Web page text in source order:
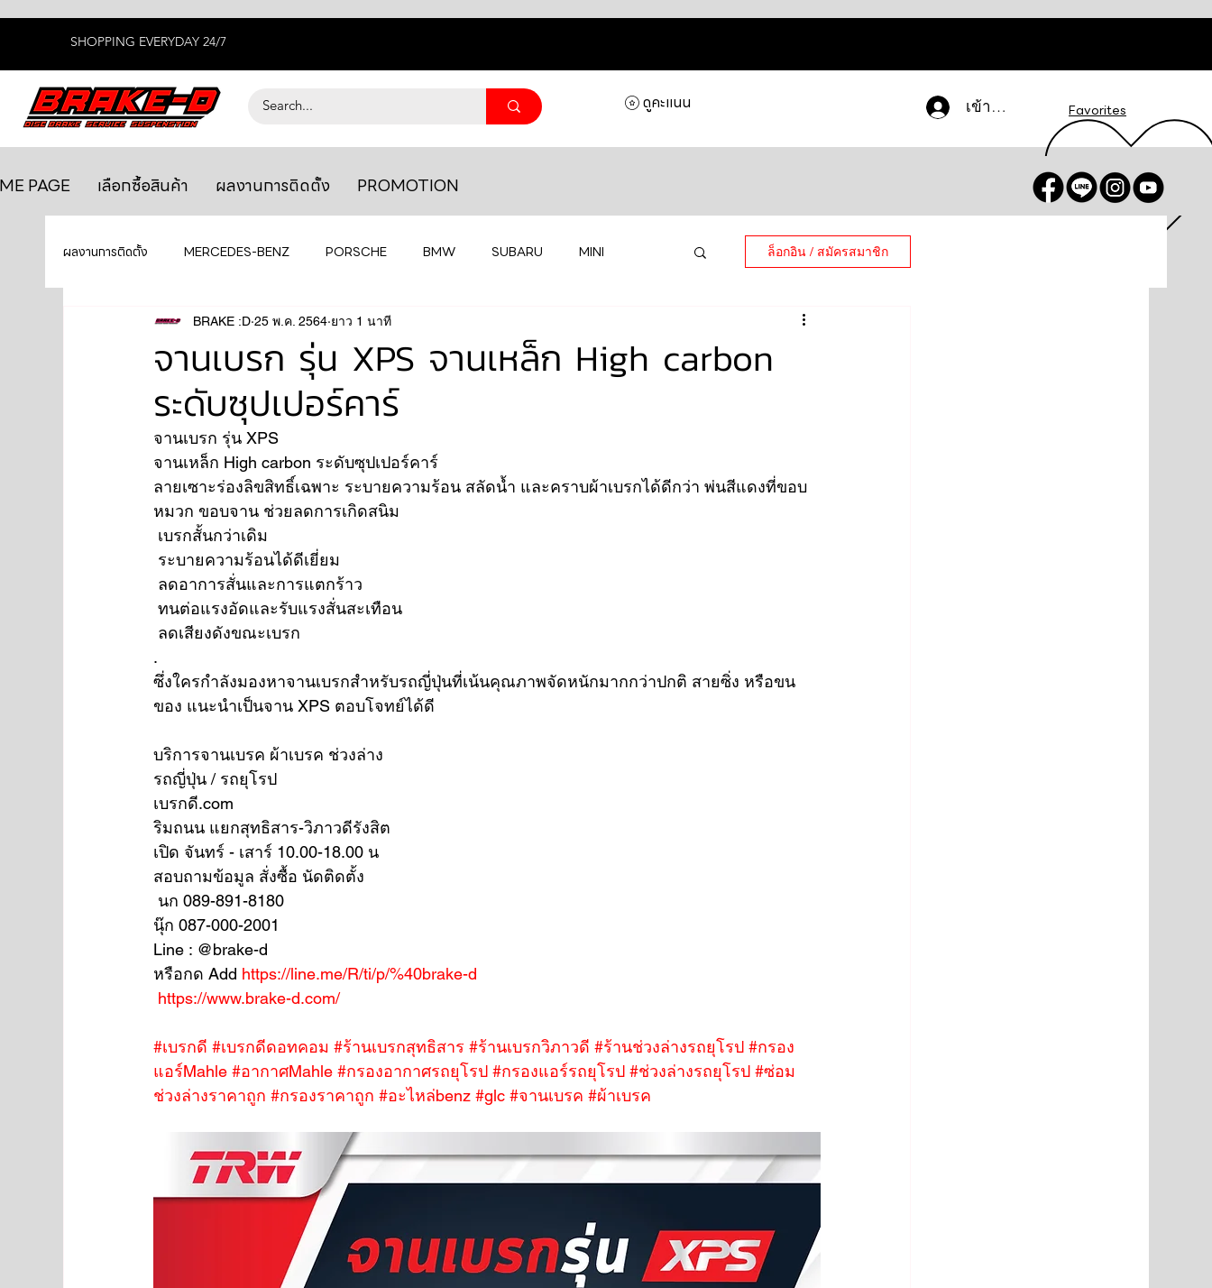
SHOPPING EVERYDAY 24/7
เข้าสู่ระบบ Favorites
ดูคะแนน
PAGE เลือกซื้อสินค้า ผลงานการติดตั้ง PROMOTION
ผลงานการติดตั้ง MERCEDES-BENZ PORSCHE BMW SUBARU MINI
BENTLEY LEXUS ยางรถยนต์ AUDI
MAHLE MAZDA TOYOTA
FORD JAGUAR RANGE ROVER
Aston Martin
ล็อกอิน / สมัครสมาชิก
จานเบรก รุ่น XPS จานเหล็ก High carbon
ระดับซุปเปอร์คาร์
BRAKE :D 25 พ.ค. 2564 ยาว 1 นาที
จานเบรก รุ่น XPS
จานเหล็ก High carbon ระดับซุปเปอร์คาร์
ลายเซาะร่องลิขสิทธิ์เฉพาะ ระบายความร้อน สลัดน้ำ และคราบผ้าเบรกได้ดีกว่า พ่นสีแดงที่ขอบ
หมวก ขอบจาน ช่วยลดการเกิดสนิม
เบรกสั้นกว่าเดิม
ระบายความร้อนได้ดีเยี่ยม
ลดอาการสั่นและการแตกร้าว
ทนต่อแรงอัดและรับแรงสั่นสะเทือน
ลดเสียงดังขณะเบรก
.
ซึ่งใครกำลังมองหาจานเบรกสำหรับรถญี่ปุ่นที่เน้นคุณภาพจัดหนักมากกว่าปกติ สายซิ่ง หรือขน
ของ แนะนำเป็นจาน XPS ตอบโจทย์ได้ดี
บริการจานเบรค ผ้าเบรค ช่วงล่าง
รถญี่ปุ่น / รถยุโรป
เบรกดี.com
ริมถนน แยกสุทธิสาร-วิภาวดีรังสิต
เปิด จันทร์ - เสาร์ 10.00-18.00 น
สอบถามข้อมูล สั่งซื้อ นัดติดตั้ง
นก 089-891-8180
นุ๊ก 087-000-2001
Line : @brake-d
หรือกด Add https://line.me/R/ti/p/%40brake-d
https://www.brake-d.com/
#เบรกดี #เบรกดีดอทคอม #ร้านเบรกสุทธิสาร #ร้านเบรกวิภาวดี #ร้านช่วงล่างรถยุโรป #กรอง
แอร์Mahle #อากาศMahle #กรองอากาศรถยุโรป #กรองแอร์รถยุโรป #ช่วงล่างรถยุโรป #ซ่อม
ช่วงล่างราคาถูก #กรองราคาถูก #อะไหล่benz #glc #จานเบรค #ผ้าเบรค